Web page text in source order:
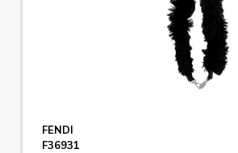
FENDI
F36931